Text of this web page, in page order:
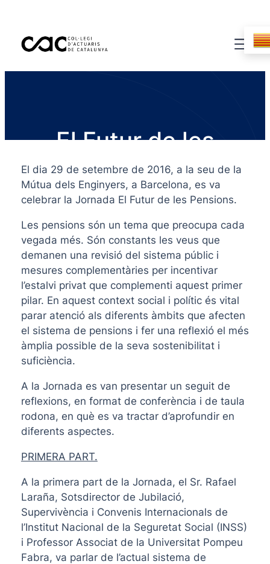
El Futur de les
Pensions
El dia 29 de setembre de 2016, a la seu de la
Mútua dels Enginyers, a Barcelona, es va
celebrar la Jornada El Futur de les Pensions.
Les pensions són un tema que preocupa cada
vegada més. Són constants les veus que
demanen una revisió del sistema públic i
mesures complementàries per incentivar
l’estalvi privat que complementi aquest primer
pilar. En aquest context social i polític és vital
parar atenció als diferents àmbits que afecten
el sistema de pensions i fer una reflexió el més
àmplia possible de la seva sostenibilitat i
suficiència.
A la Jornada es van presentar un seguit de
reflexions, en format de conferència i de taula
rodona, en què es va tractar d’aprofundir en
diferents aspectes.
PRIMERA PART.
A la primera part de la Jornada, el Sr. Rafael
Laraña, Sotsdirector de Jubilació,
Supervivència i Convenis Internacionals de
l’Institut Nacional de la Seguretat Social (INSS)
i Professor Associat de la Universitat Pompeu
Fabra, va parlar de l’actual sistema de